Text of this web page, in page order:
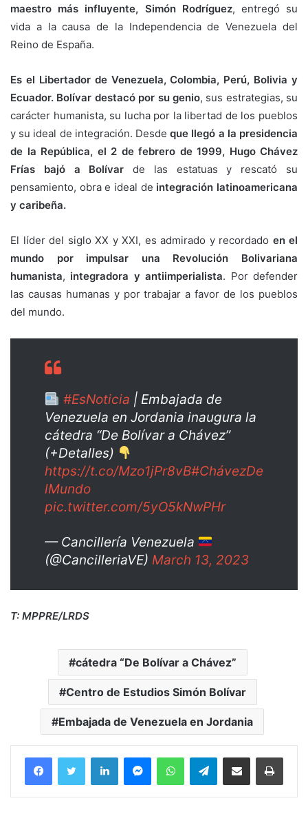
maestro más influyente, Simón Rodríguez, entregó su
vida a la causa de la Independencia de Venezuela del
Reino de España.
Es el Libertador de Venezuela, Colombia, Perú, Bolivia y
Ecuador. Bolívar destacó por su genio, sus estrategias, su
carácter humanista, su lucha por la libertad de los pueblos
y su ideal de integración. Desdeque llegó a la presidencia
de la República, el 2 de febrero de 1999, Hugo Chávez
Frías bajó a Bolívar de las estatuas y rescató su
pensamiento, obra e ideal de integración latinoamericana
y caribeña.
El líder del siglo XX y XXI, es admirado y recordado en el
mundo por impulsar una Revolución Bolivariana
humanista, integradora y antiimperialista. Por defender
las causas humanas y por trabajar a favor de los pueblos
del mundo.
#EsNoticia | Embajada de
Venezuela en Jordania inaugura la
cátedra “De Bolívar a Chávez”
(+Detalles)
https://t.co/Mzo1jPr8vB#ChávezDe
lMundo
pic.twitter.com/5yO5kNwPHr
— Cancillería Venezuela
(@CancilleriaVE) March 13, 2023
T: MPPRE/LRDS
cátedra “De Bolívar a Chávez”
Centro de Estudios Simón Bolívar
Embajada de Venezuela en Jordania
FacebookTwitter LinkedInMessengerWhatsAppTelegramCompartir por correo electrónico